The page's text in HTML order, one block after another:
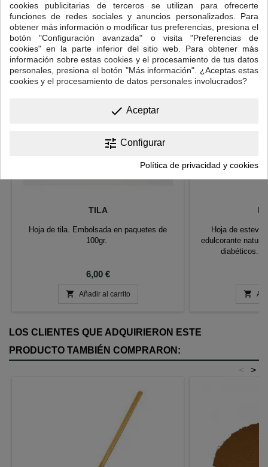
16 OTROS PRODUCTOS EN LA MISMA CATEGORÍA:
>
<
TILA
Hoja de tila. Embolsada en paquetes de
100gr.
Precio
6,00 €
 Añadir al carrito
Hoja de
edulcorante
diabéticos.

LOS CLIENTES QUE ADQUIRIERON ESTE
PRODUCTO TAMBIÉN COMPRARON:
>
<
cookies publicitarias de terceros se utilizan para ofrecerte
funciones de redes sociales y anuncios personalizados. Para
obtener más información o modificar tus preferencias, presiona el
botón "Configuración avanzada" o visita "Preferencias de
cookies" en la parte inferior del sitio web. Para obtener más
información sobre estas cookies y el procesamiento de tus datos
personales, presiona el botón "Más información". ¿Aceptas estas
cookies y el procesamiento de datos personales involucrados?
done Aceptar
tune Configurar
Política de privacidad y cookies